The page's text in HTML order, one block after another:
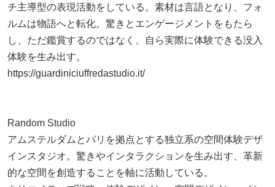
チ主導型の表現活動をしている。素材は言語となり、フォ
ルムは物語へと転化。驚きとエンゲージメントをもたら
し、ただ鑑賞するのではなく、自ら実際に体験できる没入
体験を生み出す。
https://guardiniciuffredastudio.it/
Random Studio
アムステルダムとパリを拠点とする独立系の空間体験デザ
インスタジオ。驚きやインタラクションを生み出す、革新
的な空間を創造することを軸に活動している。